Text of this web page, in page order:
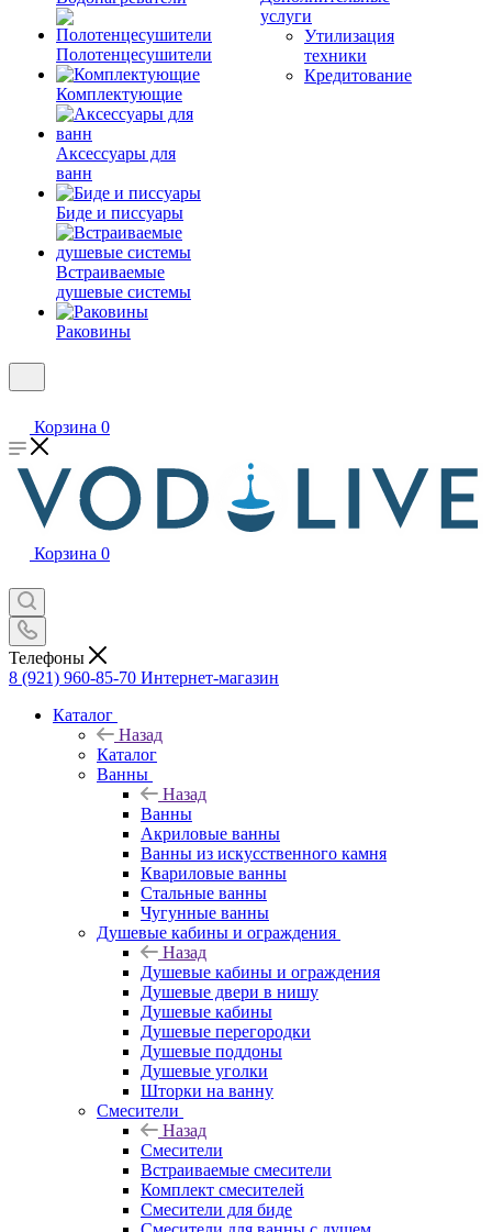
Полотенцесушители
Комплектующие
Аксессуары для
ванн
Биде и писсуары
Встраиваемые
душевые системы
Раковины
услуги
Утилизация
техники
Кредитование
Корзина 0
Корзина 0
Телефоны
8 (921) 960-85-70 Интернет-магазин
Каталог
Назад
Каталог
Ванны
Назад
Ванны
Акриловые ванны
Ванны из искусственного камня
Квариловые ванны
Стальные ванны
Чугунные ванны
Душевые кабины и ограждения
Назад
Душевые кабины и ограждения
Душевые двери в нишу
Душевые кабины
Душевые перегородки
Душевые поддоны
Душевые уголки
Шторки на ванну
Смесители
Назад
Смесители
Встраиваемые смесители
Комплект смесителей
Смесители для биде